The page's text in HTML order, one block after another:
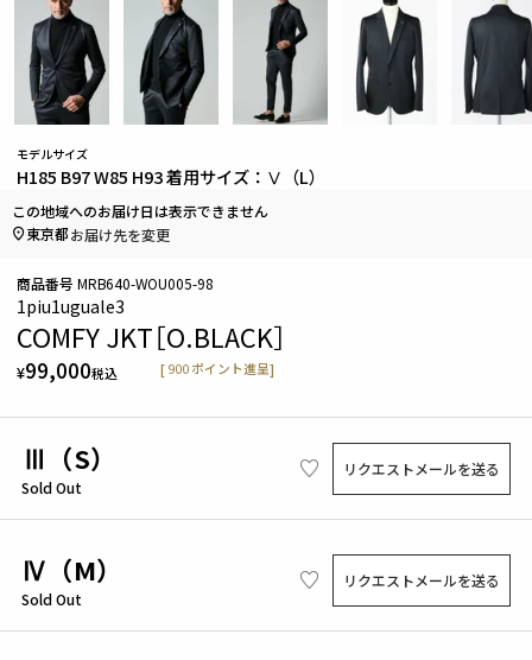
モデルサイズ
H185 B97 W85 H93 着用サイズ：Ⅴ（L）
1piu1uguale3
COMFY JKT［O.BLACK］
¥99,000税込 [ 900 ポイント進呈]
商品番号 MRB640-WOU005-98
Ⅲ（S）
Sold Out
リクエストメールを送る
Ⅳ（M）
Sold Out
リクエストメールを送る
この地域へのお届け日は表示できません
東京都お届け先を変更